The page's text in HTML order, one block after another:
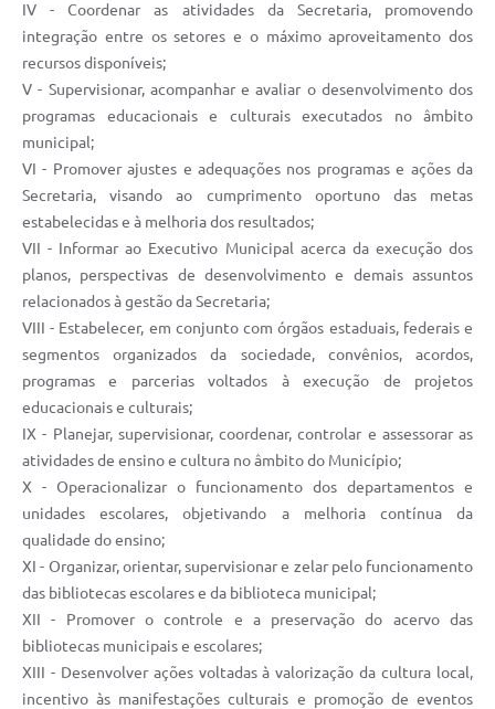
IV - Coordenar as atividades da Secretaria, promovendo
integração entre os setores e o máximo aproveitamento dos
recursos disponíveis;
V - Supervisionar, acompanhar e avaliar o desenvolvimento dos
programas educacionais e culturais executados no âmbito
municipal;
VI - Promover ajustes e adequações nos programas e ações da
Secretaria, visando ao cumprimento oportuno das metas
estabelecidas e à melhoria dos resultados;
VII - Informar ao Executivo Municipal acerca da execução dos
planos, perspectivas de desenvolvimento e demais assuntos
relacionados à gestão da Secretaria;
VIII - Estabelecer, em conjunto com órgãos estaduais, federais e
segmentos organizados da sociedade, convênios, acordos,
programas e parcerias voltados à execução de projetos
educacionais e culturais;
IX - Planejar, supervisionar, coordenar, controlar e assessorar as
atividades de ensino e cultura no âmbito do Município;
X - Operacionalizar o funcionamento dos departamentos e
unidades escolares, objetivando a melhoria contínua da
qualidade do ensino;
XI - Organizar, orientar, supervisionar e zelar pelo funcionamento
das bibliotecas escolares e da biblioteca municipal;
XII - Promover o controle e a preservação do acervo das
bibliotecas municipais e escolares;
XIII - Desenvolver ações voltadas à valorização da cultura local,
incentivo às manifestações culturais e promoção de eventos